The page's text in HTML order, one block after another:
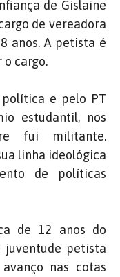
de Gislaine
de vereadora
anos. A petista é
cargo.
e pelo PT
estudantil, nos
fui militante.
linha ideológica
de políticas
de 12 anos do
juventude petista
nas cotas